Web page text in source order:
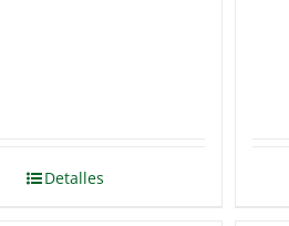
Detalles